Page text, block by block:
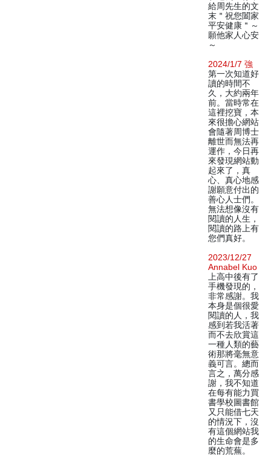
給周先生的文
末＂祝您闔家
平安健康＂～
願他家人心安
～
2024/1/7 強
第一次知道好
讀的時間不
久，大約兩年
前。當時常在
這裡挖寶，本
來很擔心網站
會隨著周博士
離世而無法再
運作，今日再
來發現網站動
起來了，真
心、真心地感
謝願意付出的
善心人士們。
無法想像沒有
閱讀的人生，
閱讀的路上有
您們真好。
2023/12/27
Annabel Kuo
上高中後有了
手機發現的，
非常感謝。我
本身是個很愛
閱讀的人，我
感到若我活著
而不去欣賞這
一種人類的藝
術那將毫無意
義可言。總而
言之，萬分感
謝，我不知道
在每有能力買
書學校圖書館
又只能借七天
的情況下，沒
有這個網站我
的生命會是多
麼的荒蕪。